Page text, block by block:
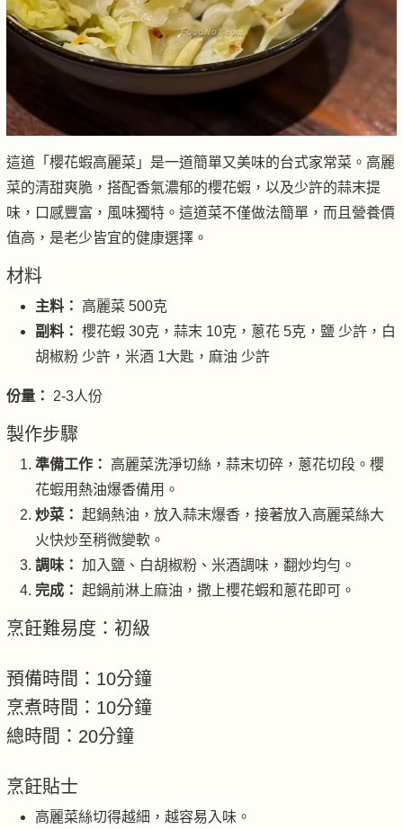
這道「櫻花蝦高麗菜」是一道簡單又美味的台式家常菜。高麗
菜的清甜爽脆，搭配香氣濃郁的櫻花蝦，以及少許的蒜末提
味，口感豐富，風味獨特。這道菜不僅做法簡單，而且營養價
值高，是老少皆宜的健康選擇。
材料
主料：
高麗菜 500克
副料： 櫻花蝦 30克，蒜末 10克，蔥花 5克，鹽 少許，白
胡椒粉 少許，米酒 1大匙，麻油 少許
份量： 2-3人份
製作步驟
準備工作：
高麗菜洗淨切絲，蒜末切碎，蔥花切段。櫻
花蝦用熱油爆香備用。
炒菜： 起鍋熱油，放入蒜末爆香，接著放入高麗菜絲大
火快炒至稍微變軟。
調味： 加入鹽、白胡椒粉、米酒調味，翻炒均勻。
完成： 起鍋前淋上麻油，撒上櫻花蝦和蔥花即可。
烹飪難易度：初級
預備時間：10分鐘
烹煮時間：10分鐘
總時間：20分鐘
烹飪貼士
高麗菜絲切得越細，越容易入味。